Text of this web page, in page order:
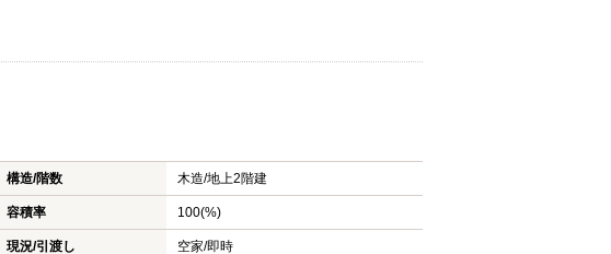
構造/階数 木造/地上2階建
容積率 100(%)
現況/引渡し 空家/即時